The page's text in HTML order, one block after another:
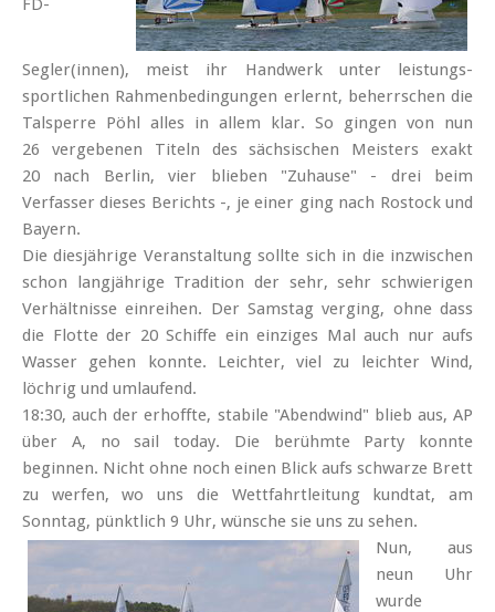
FD-
Segler(innen), meist ihr Hand­werk unter leistungs­
sportlichen Rahmen­bedingungen erlernt, beherrschen die
Tal­sperre Pöhl alles in allem klar. So gingen von nun
26 vergebenen Titeln des sächsischen Meisters exakt
20 nach Berlin, vier blieben "Zuhause" - drei beim
Verfasser dieses Berichts -, je einer ging nach Rostock und
Bayern.
Die dies­jährige Veran­staltung sollte sich in die inzwischen
schon lang­jährige Tradition der sehr, sehr schwierigen
Verhält­nisse ein­reihen. Der Samstag verging, ohne dass
die Flotte der 20 Schiffe ein einziges Mal auch nur aufs
Wasser gehen konnte. Leichter, viel zu leichter Wind,
löchrig und umlaufend.
18:30, auch der erhoffte, stabile "Abend­wind" blieb aus, AP
über A, no sail today. Die berühmte Party konnte
beginnen. Nicht ohne noch einen Blick aufs schwarze Brett
zu werfen, wo uns die Wett­fahrt­leitung kundtat, am
Sonntag, pünktlich 9 Uhr, wünsche sie uns zu sehen.
Nun, aus
neun Uhr
wurde